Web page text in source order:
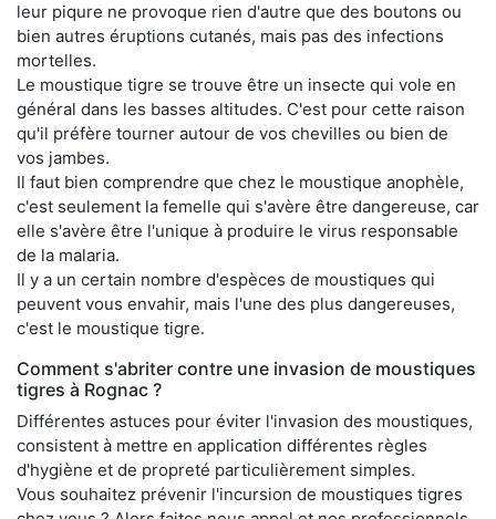
leur piqure ne provoque rien d'autre que des boutons ou
bien autres éruptions cutanés, mais pas des infections
mortelles.
Le moustique tigre se trouve être un insecte qui vole en
général dans les basses altitudes. C'est pour cette raison
qu'il préfère tourner autour de vos chevilles ou bien de
vos jambes.
Il faut bien comprendre que chez le moustique anophèle,
c'est seulement la femelle qui s'avère être dangereuse, car
elle s'avère être l'unique à produire le virus responsable
de la malaria.
Il y a un certain nombre d'espèces de moustiques qui
peuvent vous envahir, mais l'une des plus dangereuses,
c'est le moustique tigre.
Comment s'abriter contre une invasion de moustiques
tigres à Rognac ?
Différentes astuces pour éviter l'invasion des moustiques,
consistent à mettre en application différentes règles
d'hygiène et de propreté particulièrement simples.
Vous souhaitez prévenir l'incursion de moustiques tigres